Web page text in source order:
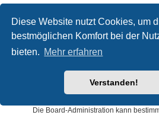
Diese Website nutzt Cookies, um
bestmöglichen Komfort bei der
bieten. Mehr erfahren
Verstanden!
Wie deaktiviere ich meine
Wenn du mehrere Abonnements
kannst du dies im persönlichen Bereich
„Abonnements verwalten“ machen.
Dateianhänge
Die Board-Administration kann